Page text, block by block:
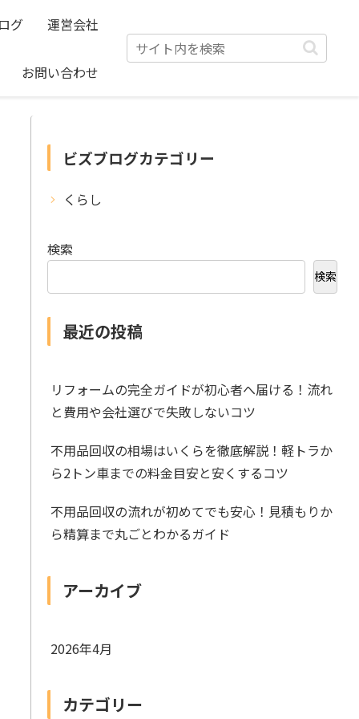
グ 運営会社
お問い合わせ
ビズブログカテゴリー
くらし
検索
検索
最近の投稿
リフォームの完全ガイドが初心者へ届ける！流れ
と費用や会社選びで失敗しないコツ
不用品回収の相場はいくらを徹底解説！軽トラか
ら2トン車までの料金目安と安くするコツ
不用品回収の流れが初めてでも安心！見積もりか
ら精算まで丸ごとわかるガイド
アーカイブ
2026年4月
カテゴリー